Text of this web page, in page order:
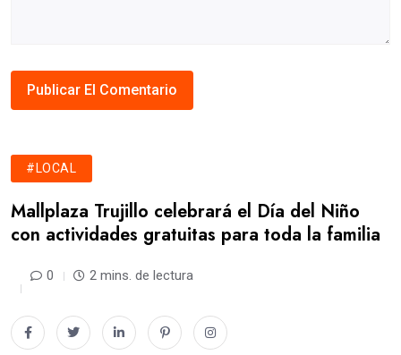
#LOCAL
Mallplaza Trujillo celebrará el Día del Niño
con actividades gratuitas para toda la familia
0 2 mins. de lectura